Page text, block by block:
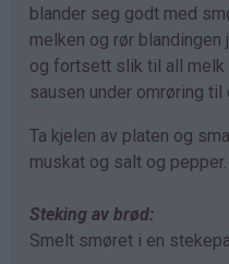
blander seg godt med
melken og rør blandingen
og fortsett slik til all melk
sausen under omrøring til
Ta kjelen av platen og
muskat og salt og
Steking av brød:
Smelt smøret i en